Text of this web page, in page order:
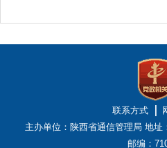
联系方式
主办单位：陕西省通信管理局 地址
邮编：